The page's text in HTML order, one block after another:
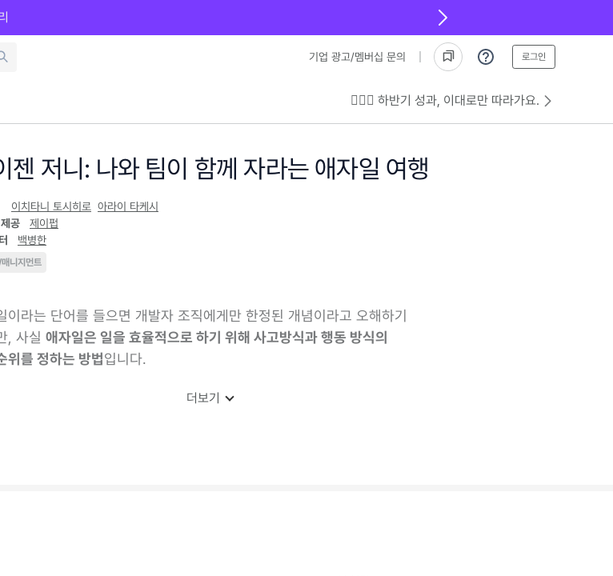
기업 광고/멤버십 문의 로그인
💁🏻‍♂️ 하반기 성과, 이대로만 따라가요.
젠 저니: 나와 팀이 함께 자라는 애자일 여행
이치타니 토시히로 아라이 타케시
공
제이펍
백병한
니지먼트
이라는 단어를 들으면 개발자 조직에게만 한정된 개념이라고 오해하기
, 사실 애자일은 일을 효율적으로 하기 위해 사고방식과 행동 방식의
위를 정하는 방법입니다.
더보기